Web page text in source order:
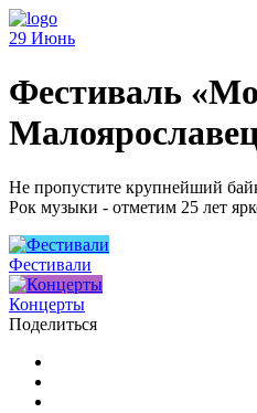
29 Июнь
Фестиваль
Не пропустите крупнейший
Рок музыки - отметим 25 лет
Фестивали
Концерты
Поделиться